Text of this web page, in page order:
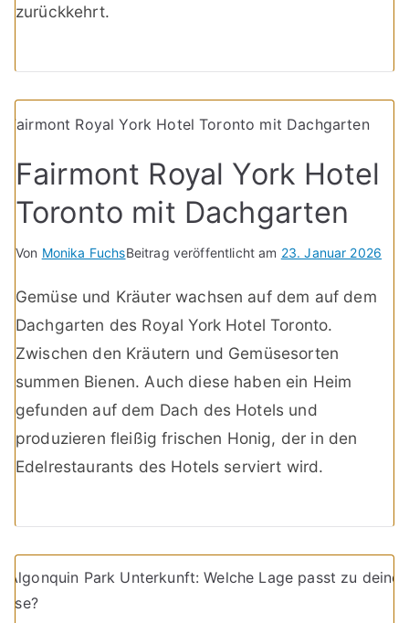
zurückkehrt.
Fairmont Royal York Hotel
Toronto mit Dachgarten
Von Monika FuchsBeitrag veröffentlicht am 23. Januar 2026
Gemüse und Kräuter wachsen auf dem auf dem
Dachgarten des Royal York Hotel Toronto.
Zwischen den Kräutern und Gemüsesorten
summen Bienen. Auch diese haben ein Heim
gefunden auf dem Dach des Hotels und
produzieren fleißig frischen Honig, der in den
Edelrestaurants des Hotels serviert wird.